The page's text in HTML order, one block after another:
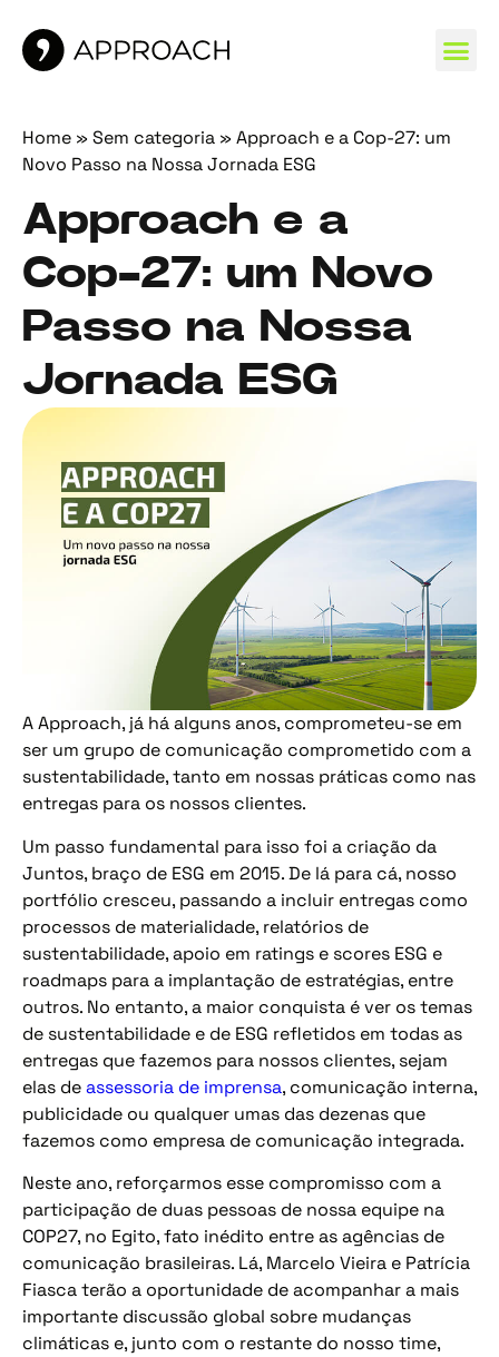
Home » Sem categoria » Approach e a Cop-27: um
Novo Passo na Nossa Jornada ESG
Approach e a
Cop-27: um Novo
Passo na Nossa
Jornada ESG
A Approach, já há alguns anos, comprometeu-se em
ser um grupo de comunicação comprometido com a
sustentabilidade, tanto em nossas práticas como nas
entregas para os nossos clientes.
Um passo fundamental para isso foi a criação da
Juntos, braço de ESG em 2015. De lá para cá, nosso
portfólio cresceu, passando a incluir entregas como
processos de materialidade, relatórios de
sustentabilidade, apoio em ratings e scores ESG e
roadmaps para a implantação de estratégias, entre
outros. No entanto, a maior conquista é ver os temas
de sustentabilidade e de ESG refletidos em todas as
entregas que fazemos para nossos clientes, sejam
elas deassessoria de imprensa, comunicação interna,
publicidade ou qualquer umas das dezenas que
fazemos como empresa de comunicação integrada.
Neste ano, reforçarmos esse compromisso com a
participação de duas pessoas de nossa equipe na
COP27, no Egito, fato inédito entre as agências de
comunicação brasileiras. Lá, Marcelo Vieira e Patrícia
Fiasca terão a oportunidade de acompanhar a mais
importante discussão global sobre mudanças
climáticas e, junto com o restante do nosso time,